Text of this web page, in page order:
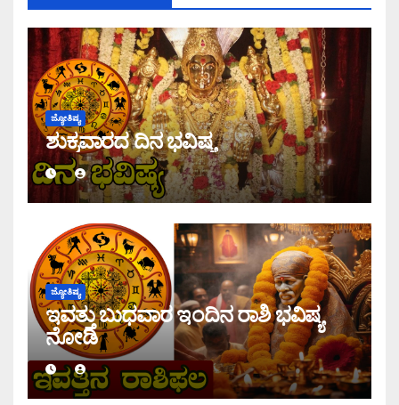
ಜ್ಯೋತಿಷ್ಯ
ಶುಕ್ರವಾರದ ದಿನ ಭವಿಷ್ಯ
ಜ್ಯೋತಿಷ್ಯ
ಇವತ್ತು ಬುಧವಾರ ಇಂದಿನ ರಾಶಿ ಭವಿಷ್ಯ
ನೋಡಿ